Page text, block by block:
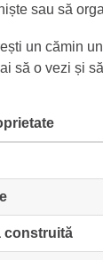
sau să
un cămin
să o vezi și
construită